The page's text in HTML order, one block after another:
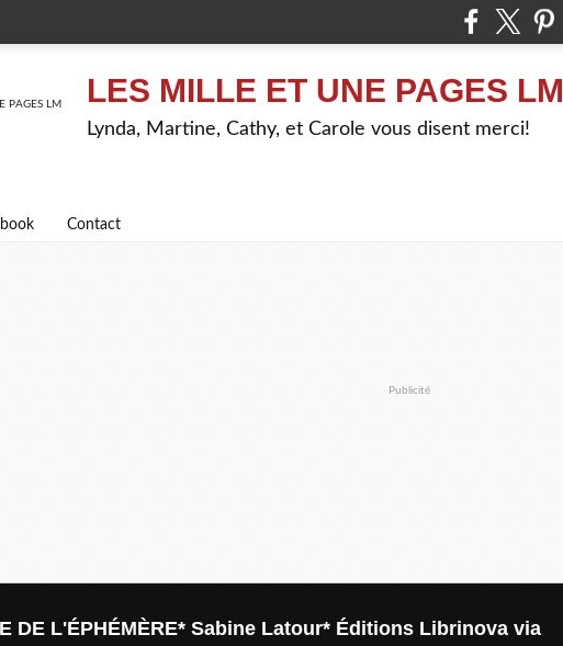
LES MILLE ET UNE PAGES LM
Lynda, Martine, Cathy, et Carole vous disent merci!
Contact
Publicité
DE L'ÉPHÉMÈRE* Sabine Latour* Éditions Librinova via